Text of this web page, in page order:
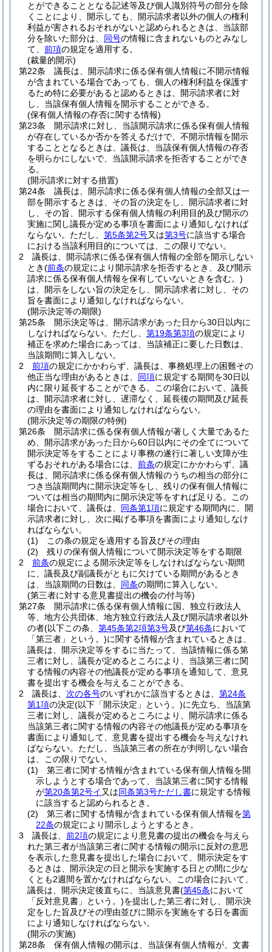
とができることとなる記述等及び個人識別符号の部分を除
くことにより、開示しても、開示請求者以外の個人の権利
利益が害されるおそれがないと認められるときは、当該部
分を除いた部分は、 同号の情報に含まれないものとみなし
て、 前項の規定を適用する。
(裁量的開示)
第22条
議長は、開示請求に係る保有個人情報に不開示情報
が含まれている場合であっても、個人の権利利益を保護す
るため特に必要があると認めるときは、開示請求者に対
し、当該保有個人情報を開示することができる。
(保有個人情報の存否に関する情報)
第23条
開示請求に対し、当該開示請求に係る保有個人情報
が存在しているか否かを答えるだけで、不開示情報を開示
することとなるときは、議長は、当該保有個人情報の存否
を明らかにしないで、当該開示請求を拒否することができ
る。
(開示請求に対する措置)
第24条
議長は、開示請求に係る保有個人情報の全部又は一
部を開示するときは、その旨の決定をし、開示請求者に対
し、その旨、開示する保有個人情報の利用目的及び開示の
実施に関し議長が定める事項を書面により通知しなければ
ならない。 ただし、 第5条第2号又は第3号に該当する場合
における当該利用目的については、この限りでない。
2
議長は、開示請求に係る保有個人情報の全部を開示しない
とき(前条の規定により開示請求を拒否するとき、及び開示
請求に係る保有個人情報を保有していないときを含む。)
は、開示をしない旨の決定をし、開示請求者に対し、その
旨を書面により通知しなければならない。
(開示決定等の期限)
第25条
開示決定等は、開示請求があった日から30日以内に
しなければならない。 ただし、 第19条第3項の規定により
補正を求めた場合にあっては、当該補正に要した日数は、
当該期間に算入しない。
2
前項の規定にかかわらず、議長は、事務処理上の困難その
他正当な理由があるときは、 同項に規定する期間を30日以
内に限り延長することができる。
この場合において、議長
は、開示請求者に対し、遅滞なく、延長後の期間及び延長
の理由を書面により通知しなければならない。
(開示決定等の期限の特例)
第26条
開示請求に係る保有個人情報が著しく大量であるた
め、開示請求があった日から60日以内にその全てについて
開示決定等をすることにより事務の遂行に著しい支障が生
ずるおそれがある場合には、 前条の規定にかかわらず、議
長は、開示請求に係る保有個人情報のうちの相当の部分に
つき当該期間内に開示決定等をし、残りの保有個人情報に
ついては相当の期間内に開示決定等をすれば足りる。
この
場合において、議長は、 同条第1項に規定する期間内に、開
示請求者に対し、次に掲げる事項を書面により通知しなけ
ればならない。
(1)
この条の規定を適用する旨及びその理由
(2)
残りの保有個人情報について開示決定等をする期限
2
前条の規定による開示決定等をしなければならない期間
に、議長及び副議長がともに欠けている期間があるとき
は、当該期間の日数は、 同条の期間に算入しない。
(第三者に対する意見書提出の機会の付与等)
第27条
開示請求に係る保有個人情報に国、独立行政法人
等、地方公共団体、地方独立行政法人及び開示請求者以外
の者(以下この条、 第45条第2項第3号及び第46条において
「第三者」という。)に関する情報が含まれているときは、
議長は、開示決定等をするに当たって、当該情報に係る第
三者に対し、議長が定めるところにより、当該第三者に関
する情報の内容その他議長が定める事項を通知して、意見
書を提出する機会を与えることができる。
2
議長は、 次の各号のいずれかに該当するときは、 第24条
第1項の決定(以下「開示決定」という。)に先立ち、当該第
三者に対し、議長が定めるところにより、開示請求に係る
当該第三者に関する情報の内容その他議長が定める事項を
書面により通知して、意見書を提出する機会を与えなけれ
ばならない。 ただし、当該第三者の所在が判明しない場合
は、この限りでない。
(1)
第三者に関する情報が含まれている保有個人情報を開
示しようとする場合であって、当該第三者に関する情報
が第20条第2号イ 又は同条第3号ただし書に規定する情報
に該当すると認められるとき。
(2)
第三者に関する情報が含まれている保有個人情報を第
22条の規定により開示しようとするとき。
3
議長は、 前2項の規定により意見書の提出の機会を与えら
れた第三者が当該第三者に関する情報の開示に反対の意思
を表示した意見書を提出した場合において、開示決定をす
るときは、開示決定の日と開示を実施する日との間に少な
くとも2週間を置かなければならない。
この場合において、
議長は、開示決定後直ちに、当該意見書(第45条において
「反対意見書」という。)を提出した第三者に対し、開示決
定をした旨及びその理由並びに開示を実施をする日を書面
により通知しなければならない。
(開示の実施)
第28条
保有個人情報の開示は、当該保有個人情報が、文書